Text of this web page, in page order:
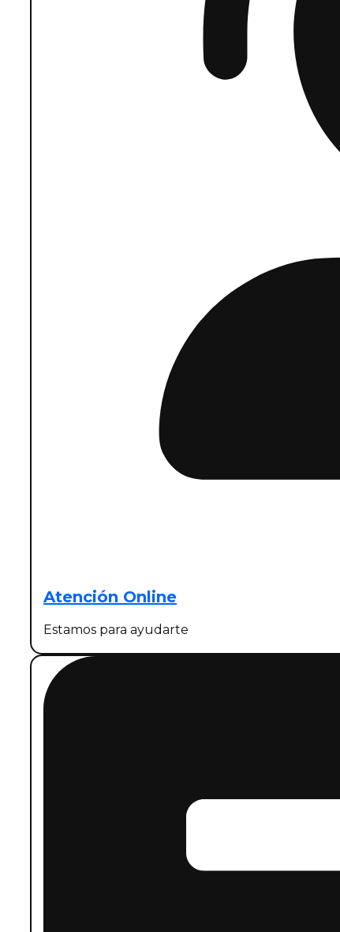
Atención Online
Estamos para ayudarte